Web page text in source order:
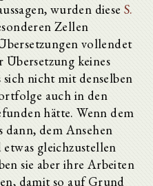
wurden diese S.
Zellen
vollendet
keines
sich nicht mit denselben
auch in den
hätte. Wenn dem
dann, dem Ansehen
gleichzustellen
sie aber ihre Arbeiten
damit so auf Grund